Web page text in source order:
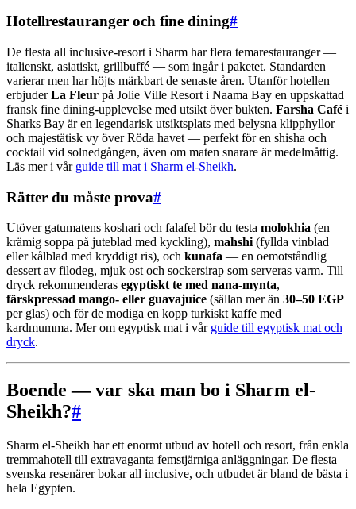
Hotellrestauranger och fine dining#
De flesta all inclusive-resort i Sharm har flera temarestauranger —
italienskt, asiatiskt, grillbuffé — som ingår i paketet. Standarden
varierar men har höjts märkbart de senaste åren. Utanför hotellen
erbjuderLa Fleur på Jolie Ville Resort i Naama Bay en uppskattad
fransk fine dining-upplevelse med utsikt över bukten. Farsha Café i
Sharks Bay är en legendarisk utsiktsplats med belysna klipphyllor
och majestätisk vy över Röda havet — perfekt för en shisha och
cocktail vid solnedgången, även om maten snarare är medelmåttig.
Läs mer i vår guide till mat i Sharm el-Sheikh.
Rätter du måste prova#
Utöver gatumatens koshari och falafel bör du testa molokhia (en
krämig soppa på juteblad med kyckling), mahshi (fyllda vinblad
eller kålblad med kryddigt ris), och kunafa — en oemotståndlig
dessert av filodeg, mjuk ost och sockersirap som serveras varm. Till
dryck rekommenderas egyptiskt te med nana-mynta,
färskpressad mango- eller guavajuice (sällan mer än 30–50 EGP
per glas) och för de modiga en kopp turkiskt kaffe med
kardmumma. Mer om egyptisk mat i vår guide till egyptisk mat och
dryck.
Boende — var ska man bo i Sharm el-
Sheikh?#
Sharm el-Sheikh har ett enormt utbud av hotell och resort, från enkla
tremmahotell till extravaganta femstjärniga anläggningar. De flesta
svenska resenärer bokar all inclusive, och utbudet är bland de bästa i
hela Egypten.